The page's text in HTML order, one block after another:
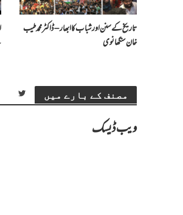
تاریخ کے سنن اور شباب کا ابھار – ڈاکٹر محمد طیب
خان سنگھانوی
مصنف کے بارے میں
ویب ڈیسک